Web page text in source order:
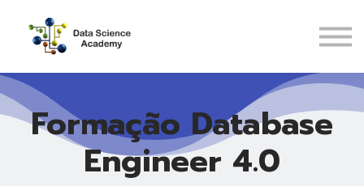
Pós-Graduações
CADASTRAR
Formação Database
Engineer 4.0